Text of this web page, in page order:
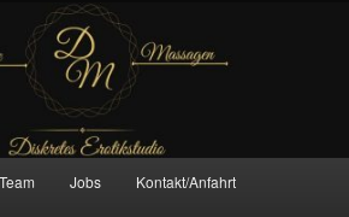
And More
Team Jobs Kontakt/Anfahrt